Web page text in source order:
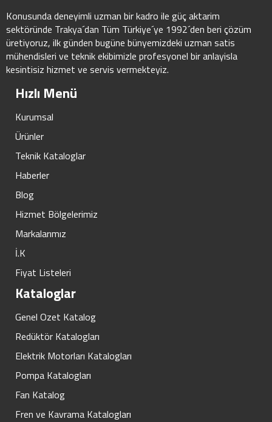
Konusunda deneyimli uzman bir kadro ile güç aktarim
sektöründe Trakya´dan Tüm Türkiye´ye 1992´den beri çözüm
üretiyoruz, ilk günden bugüne bünyemizdeki uzman satis
mühendisleri ve teknik ekibimizle profesyonel bir anlayisla
kesintisiz hizmet ve servis vermekteyiz.
Hızlı Menü
Kurumsal
Ürünler
Teknik Kataloglar
Haberler
Blog
Hizmet Bölgelerimiz
Markalarımız
İ.K
Fiyat Listeleri
Kataloglar
Genel Ozet Katalog
Redüktör Katalogları
Elektrik Motorları Katalogları
Pompa Katalogları
Fan Katalog
Fren ve Kavrama Katalogları